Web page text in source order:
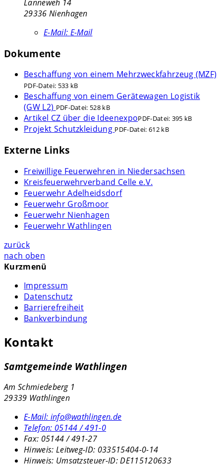
Lanneweh 14
29336 Nienhagen
E-Mail: E-Mail
Dokumente
Beschaffung von einem Mehrzweckfahrzeug (MZF)
PDF-Datei: 533 kB
Beschaffung von einem Gerätewagen Logistik
(GW L2) PDF-Datei: 528 kB
Artikel CZ über die IdeenexpoPDF-Datei: 395 kB
Projekt Schutzkleidung PDF-Datei: 612 kB
Externe Links
Freiwillige Feuerwehren in Niedersachsen
Kreisfeuerwehrverband Celle e.V.
Feuerwehr Adelheidsdorf
Feuerwehr Großmoor
Feuerwehr Nienhagen
Feuerwehr Wathlingen
zurück
nach oben
Kurzmenü
Impressum
Datenschutz
Barrierefreiheit
Bankverbindung
Kontakt
Samtgemeinde Wathlingen
Am Schmiedeberg 1
29339 Wathlingen
E-Mail: info@wathlingen.de
Telefon: 05144 / 491-0
Fax: 05144 / 491-27
Hinweis: Leitweg-ID: 033515404-0-14
Hinweis: Umsatzsteuer-ID: DE115120633